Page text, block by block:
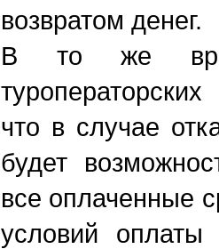
возвратом денег.
В то же
что в случае
будет
все оплаченные
условий оплаты